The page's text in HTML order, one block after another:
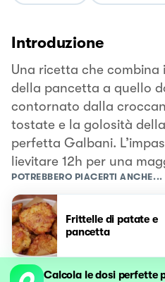
Introduzione
Una ricetta che
della pancetta a quello
contornato dalla
tostate e la golosità
perfetta Galbani.
lievitare 12h per una
POTREBBERO PIACERTI ANCHE...
Frittelle di patate e
pancetta
Calcola le dosi perfette